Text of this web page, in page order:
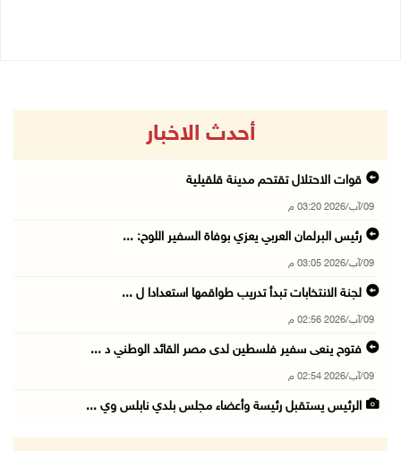
أحدث الاخبار
قوات الاحتلال تقتحم مدينة قلقيلية
09/آب/2026 03:20 م
رئيس البرلمان العربي يعزي بوفاة السفير اللوح: ...
09/آب/2026 03:05 م
لجنة الانتخابات تبدأ تدريب طواقمها استعدادا ل ...
09/آب/2026 02:56 م
فتوح ينعى سفير فلسطين لدى مصر القائد الوطني د ...
09/آب/2026 02:54 م
الرئيس يستقبل رئيسة وأعضاء مجلس بلدي نابلس وي ...